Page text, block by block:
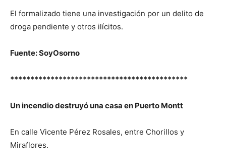
El formalizado tiene una investigación por un delito de
droga pendiente y otros ilícitos.
Fuente: SoyOsorno
********************************************
Un incendio destruyó una casa en Puerto Montt
En calle Vicente Pérez Rosales, entre Chorillos y
Miraflores.